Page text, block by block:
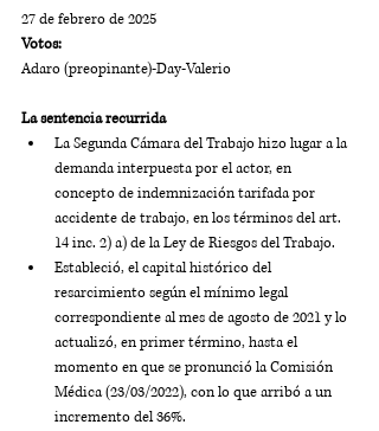
27 de febrero de 2025
Votos:
Adaro (preopinante)-Day-Valerio
La sentencia recurrida
La Segunda Cámara del Trabajo hizo lugar a la
demanda interpuesta por el actor, en
concepto de indemnización tarifada por
accidente de trabajo, en los términos del art.
14 inc. 2) a) de la Ley de Riesgos del Trabajo.
Estableció, el capital histórico del
resarcimiento según el mínimo legal
correspondiente al mes de agosto de 2021 y lo
actualizó, en primer término, hasta el
momento en que se pronunció la Comisión
Médica (23/03/2022), con lo que arribó a un
incremento del 36%.